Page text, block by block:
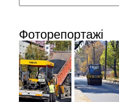
Фоторепортажі